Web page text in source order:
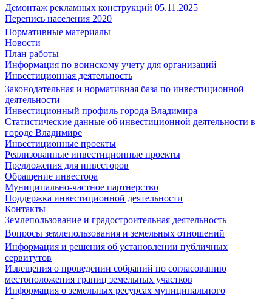
Демонтаж рекламных конструкций 05.11.2025
Перепись населения 2020
Нормативные материалы
Новости
План работы
Информация по воинскому учету для организаций
Инвестиционная деятельность
Законодательная и нормативная база по инвестиционной
деятельности
Инвестиционный профиль города Владимира
Статистические данные об инвестиционной деятельности в
городе Владимире
Инвестиционные проекты
Реализованные инвестиционные проекты
Предложения для инвесторов
Обращение инвестора
Муниципально-частное партнерство
Поддержка инвестиционной деятельности
Контакты
Землепользование и градостроительная деятельность
Вопросы землепользования и земельных отношений
Информация и решения об установлении публичных
сервитутов
Извещения о проведении собраний по согласованию
местоположения границ земельных участков
Информация о земельных ресурсах муниципального